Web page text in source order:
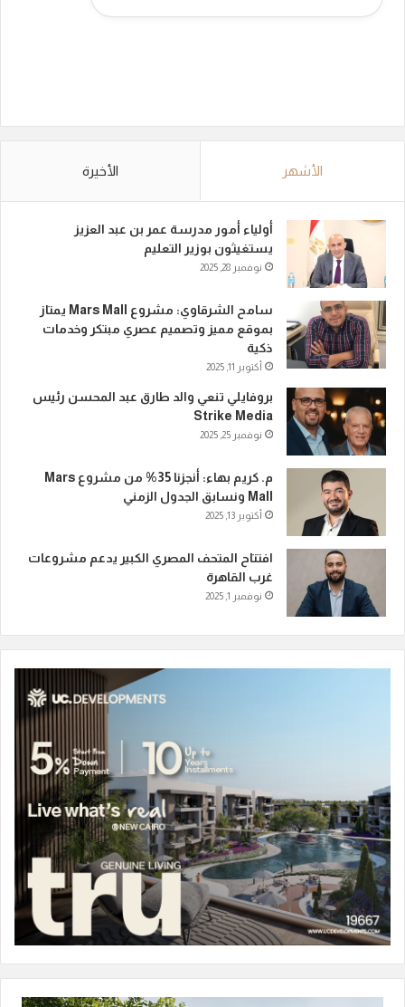
الأشهر الأخيرة
أولياء أمور مدرسة عمر بن عبد العزيز
يستغيثون بوزير التعليم
نوفمبر 28, 2025
سامح الشرقاوي: مشروع Mars Mall يمتاز
بموقع مميز وتصميم عصري مبتكر وخدمات
ذكية
أكتوبر 11, 2025
بروفايلي تنعي والد طارق عبد المحسن رئيس
Strike Media
نوفمبر 25, 2025
م. كريم بهاء: أنجزنا 35% من مشروع Mars
Mall ونسابق الجدول الزمني
أكتوبر 13, 2025
افتتاح المتحف المصري الكبير يدعم مشروعات
غرب القاهرة
نوفمبر 1, 2025